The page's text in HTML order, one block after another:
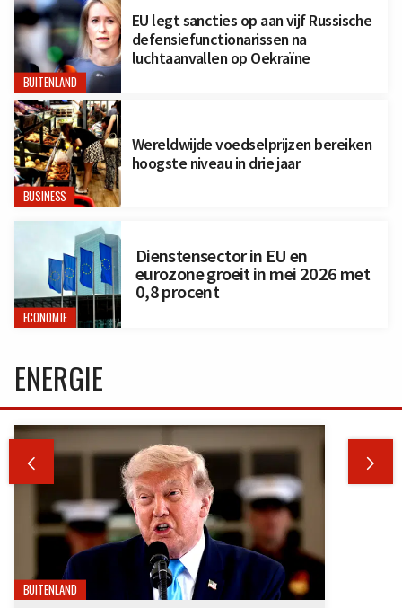
BUITENLAND
EU legt sancties op aan vijf Russische
defensiefunctionarissen na
luchtaanvallen op Oekraïne
BUSINESS
Wereldwijde voedselprijzen bereiken
hoogste niveau in drie jaar
ECONOMIE
Dienstensector in EU en
eurozone groeit in mei 2026 met
0,8 procent
ENERGIE
 
BUITENLAND